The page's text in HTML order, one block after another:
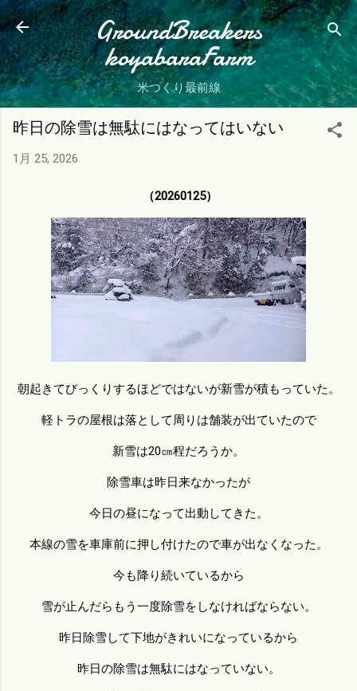
スキップしてメイン コンテンツに移動
GroundBreakers
koyabaraFarm
米つくり最前線
昨日の除雪は無駄にはなってはいない
1月 25, 2026
（20260125）
朝起きてびっくりするほどではないが新雪が積もっていた。
軽トラの屋根は落として周りは舗装が出ていたので
新雪は20㎝程だろうか。
除雪車は昨日来なかったが
今日の昼になって出動してきた。
本線の雪を車庫前に押し付けたので車が出なくなった。
今も降り続いているから
雪が止んだらもう一度除雪をしなければならない。
昨日除雪して下地がきれいになっているから
昨日の除雪は無駄にはなっていない。